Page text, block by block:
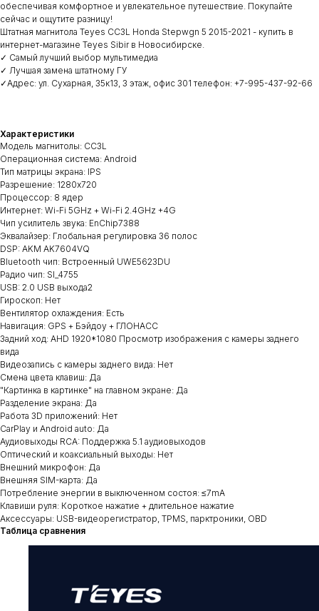
обеспечивая комфортное и увлекательное путешествие. Покупайте
сейчас и ощутите разницу!
Штатная магнитола Teyes CC3L Honda Stepwgn 5 2015-2021 - купить в
интернет-магазине Teyes Sibir в Новосибирске.
✓ Самый лучший выбор мультимедиа
✓ Лучшая замена штатному ГУ
✓Адрес: ул. Сухарная, 35к13, 3 этаж, офис 301 телефон: +7-995-437-92-66
Характеристики
Модель магнитолы: CC3L
Операционная система: Android
Тип матрицы экрана: IPS
Разрешение: 1280х720
Процессор: 8 ядер
Интернет: Wi-Fi 5GHz + Wi-Fi 2.4GHz +4G
Чип усилитель звука: EnChip7388
Эквалайзер: Глобальная регулировка 36 полос
DSP: AKM AK7604VQ
Bluetooth чип: Встроенный UWE5623DU
Радио чип: SI_4755
USB: 2.0 USB выхода2
Гироскоп: Нет
Вентилятор охлаждения: Есть
Навигация: GPS + Бэйдоу + ГЛОНАСС
Задний ход: AHD 1920*1080 Просмотр изображения с камеры заднего
вида
Видеозапись с камеры заднего вида: Нет
Смена цвета клавиш: Да
"Картинка в картинке" на главном экране: Да
Разделение экрана: Да
Работа 3D приложений: Нет
CarPlay и Android auto: Да
Аудиовыходы RCA: Поддержка 5.1 аудиовыходов
Оптический и коаксиальный выходы: Нет
Внешний микрофон: Да
Внешняя SIM-карта: Да
Потребление энергии в выключенном состоя: ≤7mA
Клавиши руля: Короткое нажатие + длительное нажатие
Аксессуары: USB-видеорегистратор, TPMS, парктроники, OBD
Таблица сравнения